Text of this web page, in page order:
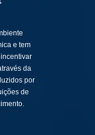
e tem
da
por
de